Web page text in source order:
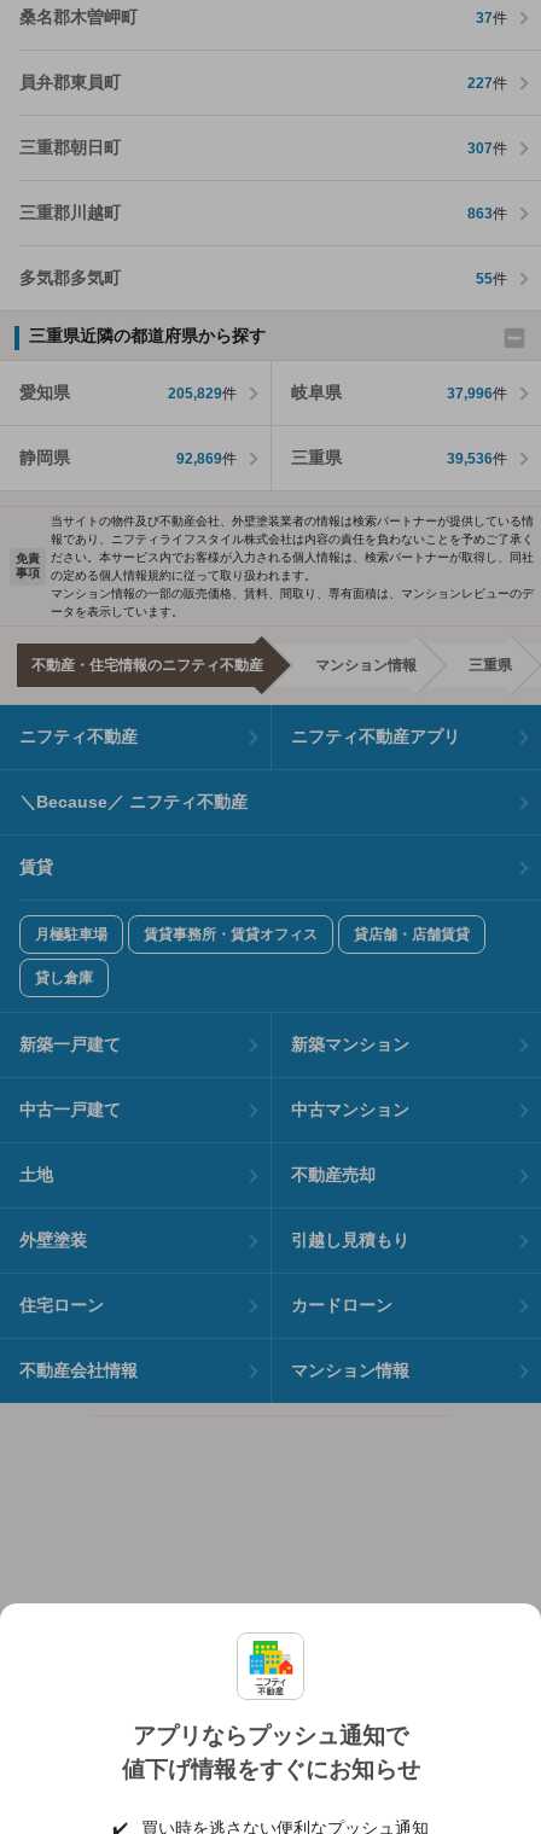
桑名郡木曽岬町 37件
員弁郡東員町 227件
三重郡朝日町 307件
三重郡川越町 863件
多気郡多気町 55件
三重県近隣の都道府県から探す
愛知県 205,829件 岐阜県 37,996件
静岡県 92,869件 三重県 39,536件
アプリならプッシュ通知で
値下げ情報をすぐにお知らせ
✔️ 買い時を逃さない便利なプッシュ通知
免責
事項
当サイトの物件及び不動産会社、外壁塗装業者の情報は検索パートナーが提供している情
報であり、ニフティライフスタイル株式会社は内容の責任を負わないことを予めご了承く
ださい。本サービス内でお客様が入力される個人情報は、検索パートナーが取得し、同社
の定める個人情報規約に従って取り扱われます。
マンション情報の一部の販売価格、賃料、間取り、専有面積は、マンションレビューのデ
ータを表示しています。
不動産・住宅情報のニフティ不動産 マンション情報 三重県
ニフティ不動産 ニフティ不動産アプリ
＼Because／ ニフティ不動産
賃貸
月極駐車場 賃貸事務所・賃貸オフィス 貸店舗・店舗賃貸
貸し倉庫
新築一戸建て 新築マンション
中古一戸建て 中古マンション
土地 不動産売却
外壁塗装 引越し見積もり
住宅ローン カードローン
不動産会社情報 マンション情報
個人情報保護ポリシー 利用規約
ヘルプ・お問い合わせ 採用情報